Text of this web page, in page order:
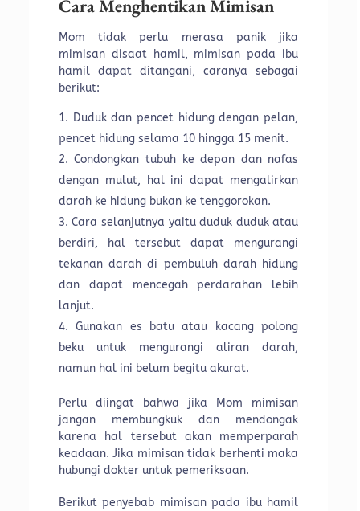
Cara Menghentikan Mimisan
Mom tidak perlu merasa panik jika
mimisan disaat hamil, mimisan pada ibu
hamil dapat ditangani, caranya sebagai
berikut:
Duduk dan pencet hidung dengan pelan,
pencet hidung selama 10 hingga 15 menit.
Condongkan tubuh ke depan dan nafas
dengan mulut, hal ini dapat mengalirkan
darah ke hidung bukan ke tenggorokan.
Cara selanjutnya yaitu duduk duduk atau
berdiri, hal tersebut dapat mengurangi
tekanan darah di pembuluh darah hidung
dan dapat mencegah perdarahan lebih
lanjut.
Gunakan es batu atau kacang polong
beku untuk mengurangi aliran darah,
namun hal ini belum begitu akurat.
Perlu diingat bahwa jika Mom mimisan
jangan membungkuk dan mendongak
karena hal tersebut akan memperparah
keadaan. Jika mimisan tidak berhenti maka
hubungi dokter untuk pemeriksaan.
Berikut penyebab mimisan pada ibu hamil